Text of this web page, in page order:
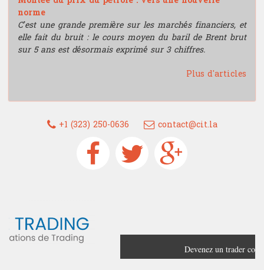
norme
C’est une grande première sur les marchés financiers, et
elle fait du bruit : le cours moyen du baril de Brent brut
sur 5 ans est désormais exprimé sur 3 chiffres.
Plus d'articles
+1 (323) 250-0636 contact@cit.la
Devenez un trader confirmé grâce à
France Trading